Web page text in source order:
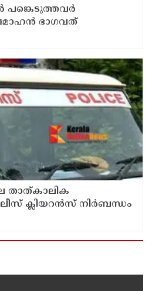
പങ്കെടുത്തവര്‍
മോഹന്‍ ഭാഗവത്
താത്കാലിക
ക്ലിയറന്‍സ് നിര്‍ബന്ധം